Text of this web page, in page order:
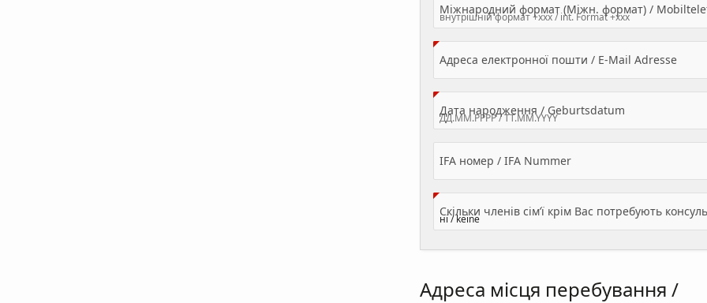
Міжнародний формат (Міжн. формат) /
Адреса електронної пошти / E-Mail Adresse
Дата народження / Geburtsdatum
IFA номер / IFA Nummer
Адреса місця перебування /